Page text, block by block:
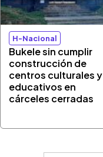
H-Nacional
Bukele sin cumplir
construcción de
centros culturales y
educativos en
cárceles cerradas